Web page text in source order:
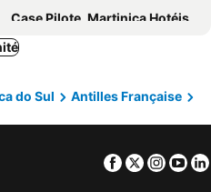
Case Pilote, Martinica Hotéis
Rosalie, Hotéis
Gros Islet, Hotéis
Soufriere, Hotéis
Cap Estate, Hotéis
do Sul
Antilles Française
Facebook
Twitter